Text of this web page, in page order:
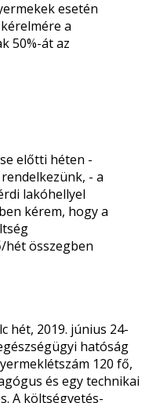
esetén
a
50%-át az
előtti héten -
- a
lakóhellyel
kérem, hogy a
hét összegben
hét, 2019. június 24-
hatóság
120 fő,
és egy technikai
A költségvetés-